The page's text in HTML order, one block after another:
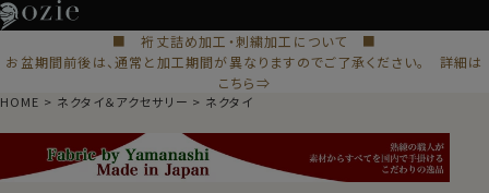
■ 裄丈詰め加工・刺繍加工について ■
お盆期間前後は、通常と加工期間が異なりますのでご了承ください。 詳細は
こちら⇒
HOME ネクタイ＆アクセサリー ネクタイ